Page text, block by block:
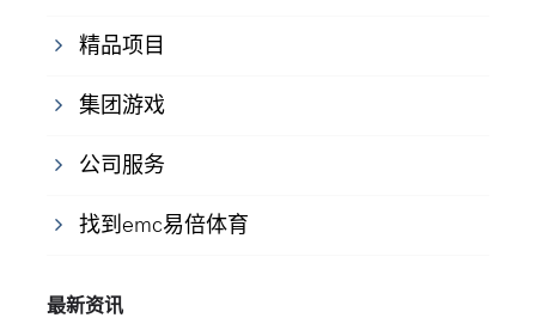
精品项目
集团游戏
公司服务
找到emc易倍体育
最新资讯